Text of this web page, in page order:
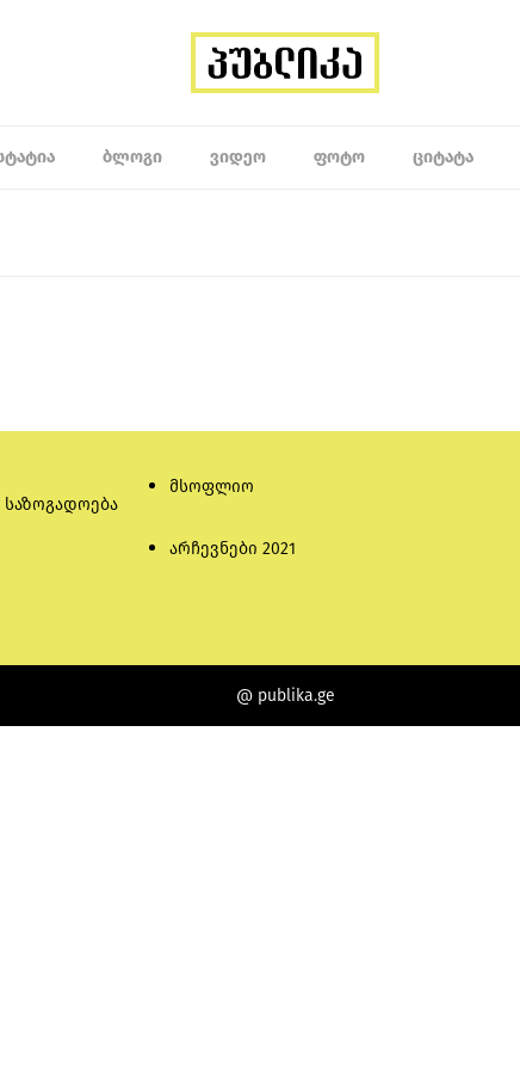
ᲑᲚᲝᲒᲘ ᲕᲘᲓᲔᲝ ᲤᲝᲢᲝ ᲪᲘᲢᲐᲢᲐ
საზოგადოება
მსოფლიო
არჩევნები 2021
@ publika.ge